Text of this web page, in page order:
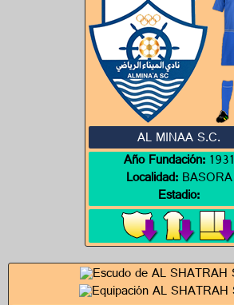
AL MINAA S.C.
Año Fundación:1931
Localidad:BASORA
Estadio: